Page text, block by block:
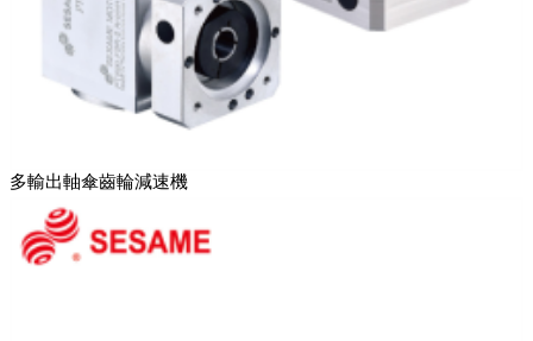
多輸出軸傘齒輪減速機